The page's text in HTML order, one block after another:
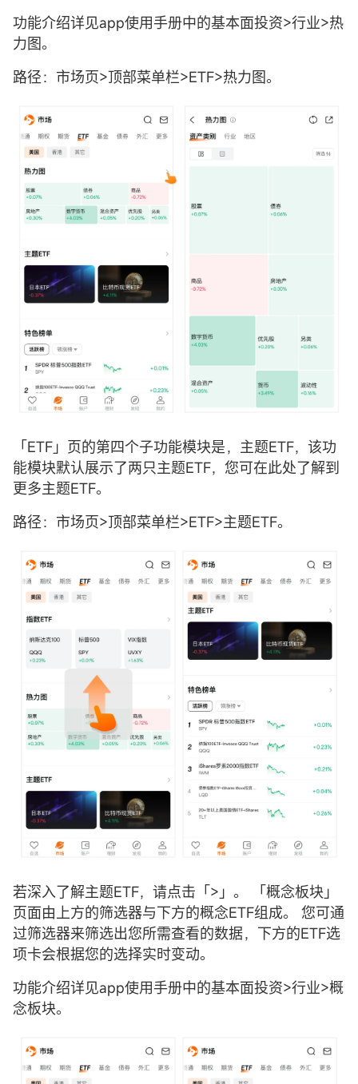
功能介绍详见app使用手册中的基本面投资>行业>热
力图。
路径：市场页>顶部菜单栏>ETF>热力图。
「ETF」页的第四个子功能模块是，主题ETF，该功
能模块默认展示了两只主题ETF，您可在此处了解到
更多主题ETF。
路径：市场页>顶部菜单栏>ETF>主题ETF。
若深入了解主题ETF，请点击「>」。 「概念板块」
页面由上方的筛选器与下方的概念ETF组成。 您可通
过筛选器来筛选出您所需查看的数据，下方的ETF选
项卡会根据您的选择实时变动。
功能介绍详见app使用手册中的基本面投资>行业>概
念板块。